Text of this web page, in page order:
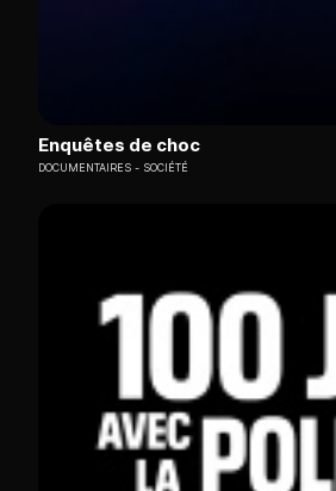
Enquêtes de choc
DOCUMENTAIRES SOCIÉTÉ